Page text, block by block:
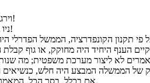
וירג'יניה לא תסכים לעולם הזה!
ניו ג'רזי לעולם לא תסכים לכך!
פי תקנון הקונפדרציה, הממשל הפדרלי
לא ליצור מערכת משפטית; מה
של הממשלה המבצע היה חלש, כנשיאים
אם בכלל. בסך הכל, המאמרים היו חלשים גרוע מובנים.